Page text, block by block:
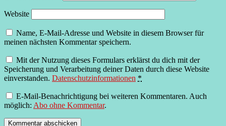
Website
Name, E-Mail-Adresse und Website in diesem Browser für
meinen nächsten Kommentar speichern.
Mit der Nutzung dieses Formulars erklärst du dich mit der
Speicherung und Verarbeitung deiner Daten durch diese Website
einverstanden. Datenschutzinformationen *
E-Mail-Benachrichtigung bei weiteren Kommentaren. Auch
möglich: Abo ohne Kommentar.